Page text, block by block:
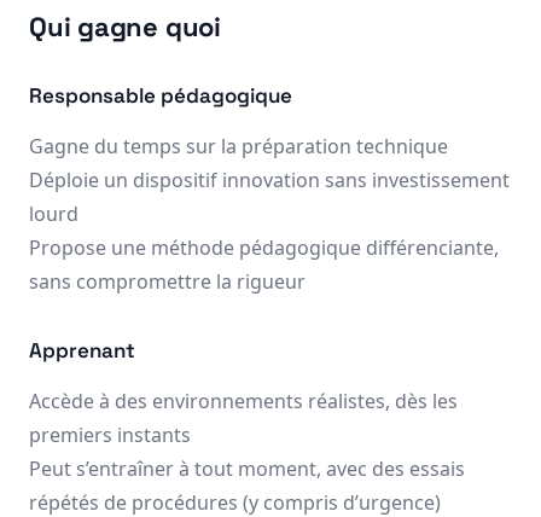
Qui gagne quoi
Responsable pédagogique
Gagne du temps sur la préparation technique
Déploie un dispositif innovation sans investissement
lourd
Propose une méthode pédagogique différenciante,
sans compromettre la rigueur
Apprenant
Accède à des environnements réalistes, dès les
premiers instants
Peut s’entraîner à tout moment, avec des essais
répétés de procédures (y compris d’urgence)